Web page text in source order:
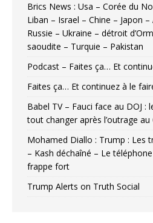
Brics News : Usa – Corée du
Liban – Israel – Chine – Japon
Russie – Ukraine – détroit
saoudite – Turquie – Pakistan
Podcast – Faites ça… Et
Faites ça… Et continuez à le
Babel TV – Fauci face au DOJ :
tout changer après l’outrage au
Mohamed Diallo : Trump : Les
– Kash déchaîné – Le
frappe fort
Trump Alerts on Truth Social